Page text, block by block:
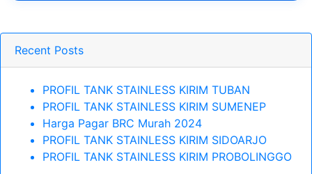
Recent Posts
PROFIL TANK STAINLESS KIRIM TUBAN
PROFIL TANK STAINLESS KIRIM SUMENEP
Harga Pagar BRC Murah 2024
PROFIL TANK STAINLESS KIRIM SIDOARJO
PROFIL TANK STAINLESS KIRIM PROBOLINGGO